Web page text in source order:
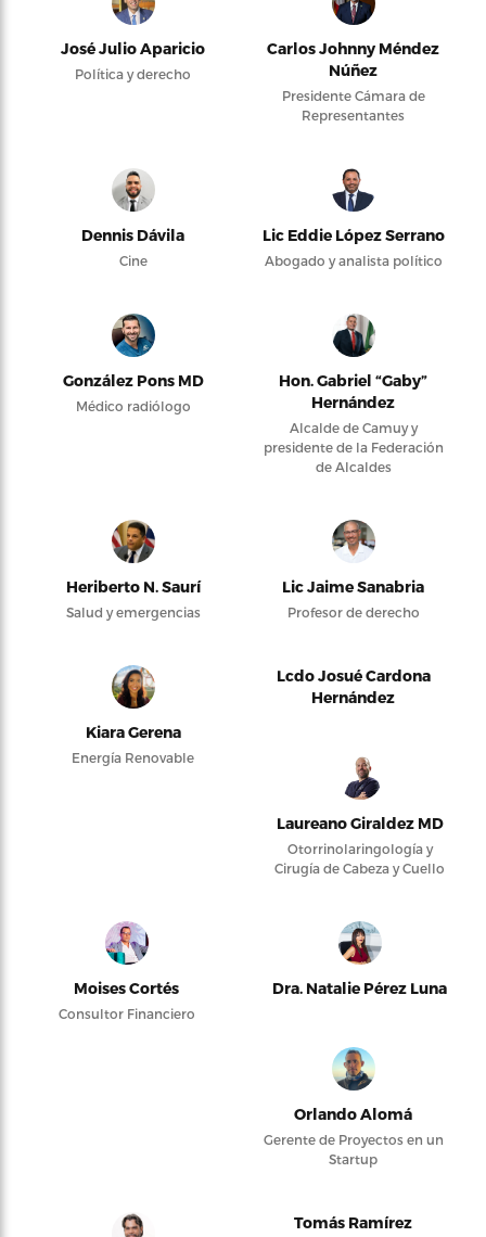
José Julio Aparicio
Política y derecho
Carlos Johnny Méndez
Núñez
Presidente Cámara de
Representantes
Dennis Dávila
Cine
Lic Eddie López Serrano
Abogado y analista político
González Pons MD
Médico radiólogo
Hon. Gabriel “Gaby”
Hernández
Alcalde de Camuy y
presidente de la Federación
de Alcaldes
Heriberto N. Saurí
Salud y emergencias
Lic Jaime Sanabria
Profesor de derecho
Kiara Gerena
Energía Renovable
Lcdo Josué Cardona
Hernández
Laureano Giraldez MD
Otorrinolaringología y
Cirugía de Cabeza y Cuello
Moises Cortés
Consultor Financiero
Dra. Natalie Pérez Luna
Orlando Alomá
Gerente de Proyectos en un
Startup
Tomás Ramírez